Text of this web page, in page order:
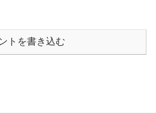
トを書き込む